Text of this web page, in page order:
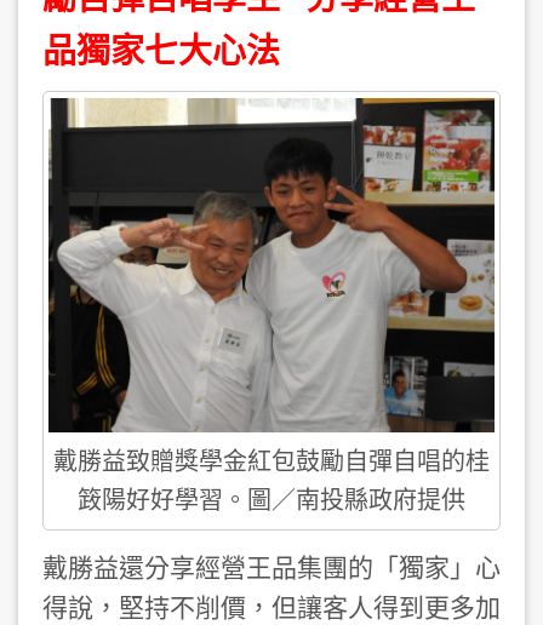
品獨家七大心法
戴勝益致贈獎學金紅包鼓勵自彈自唱的桂
䈣陽好好學習。圖／南投縣政府提供
戴勝益還分享經營王品集團的「獨家」心
得說，堅持不削價，但讓客人得到更多加